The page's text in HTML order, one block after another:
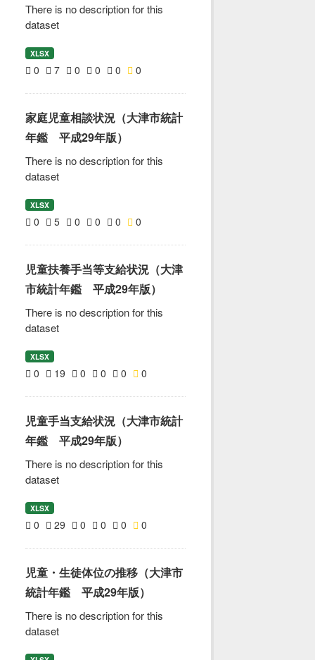
There is no description for this
dataset
XLSX
0 7 0 0 0 0
家庭児童相談状況（大津市統計
年鑑 平成29年版）
There is no description for this
dataset
XLSX
0 5 0 0 0 0
児童扶養手当等支給状況（大津
市統計年鑑 平成29年版）
There is no description for this
dataset
XLSX
0 19 0 0 0 0
児童手当支給状況（大津市統計
年鑑 平成29年版）
There is no description for this
dataset
XLSX
0 29 0 0 0 0
児童・生徒体位の推移（大津市
統計年鑑 平成29年版）
There is no description for this
dataset